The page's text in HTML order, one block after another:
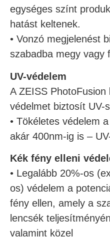
egységes színt
hatást keltenek.
• Vonzó megjelenést
szabadba megy vagy
UV-védelem
A ZEISS PhotoFusion
védelmet biztosít UV-
• Tökéletes védelem
akár 400nm-ig is –
Kék fény elleni
• Legalább 20%-os
os) védelem a
fény ellen, amely a
lencsék
valamint közel